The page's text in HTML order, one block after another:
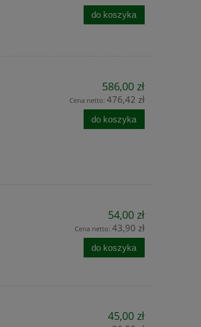
do koszyka
586,00 zł
Cena netto: 476,42 zł
do koszyka
54,00 zł
Cena netto: 43,90 zł
do koszyka
45,00 zł